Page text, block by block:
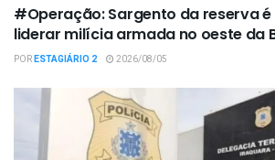
#Operação: Sargento da reserva
liderar milícia armada no oeste da
PORESTAGIÁRIO 2 2026/08/05